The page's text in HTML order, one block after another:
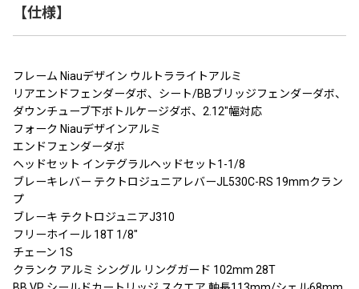
【仕様】
フレーム Niauデザイン ウルトラライトアルミ
リアエンドフェンダーダボ、シート/BBブリッジフェンダーダボ、
ダウンチューブ下ボトルケージダボ、2.12″幅対応
フォーク Niauデザインアルミ
エンドフェンダーダボ
ヘッドセット インテグラルヘッドセット1-1/8
ブレーキレバー テクトロジュニアレバーJL530C-RS 19mmクラン
プ
ブレーキ テクトロジュニアJ310
フリーホイール 18T 1/8″
チェーン 1S
クランク アルミ シングル リングガード 102mm 28T